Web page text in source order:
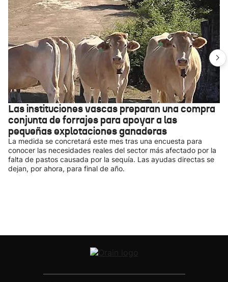
Las instituciones vascas preparan una compra
conjunta de forrajes para apoyar a las
pequeñas explotaciones ganaderas
La medida se concretará este mes tras una encuesta para
conocer las necesidades reales del sector más afectado por la
falta de pastos causada por la sequía. Las ayudas directas se
dejan, por ahora, para final de año.